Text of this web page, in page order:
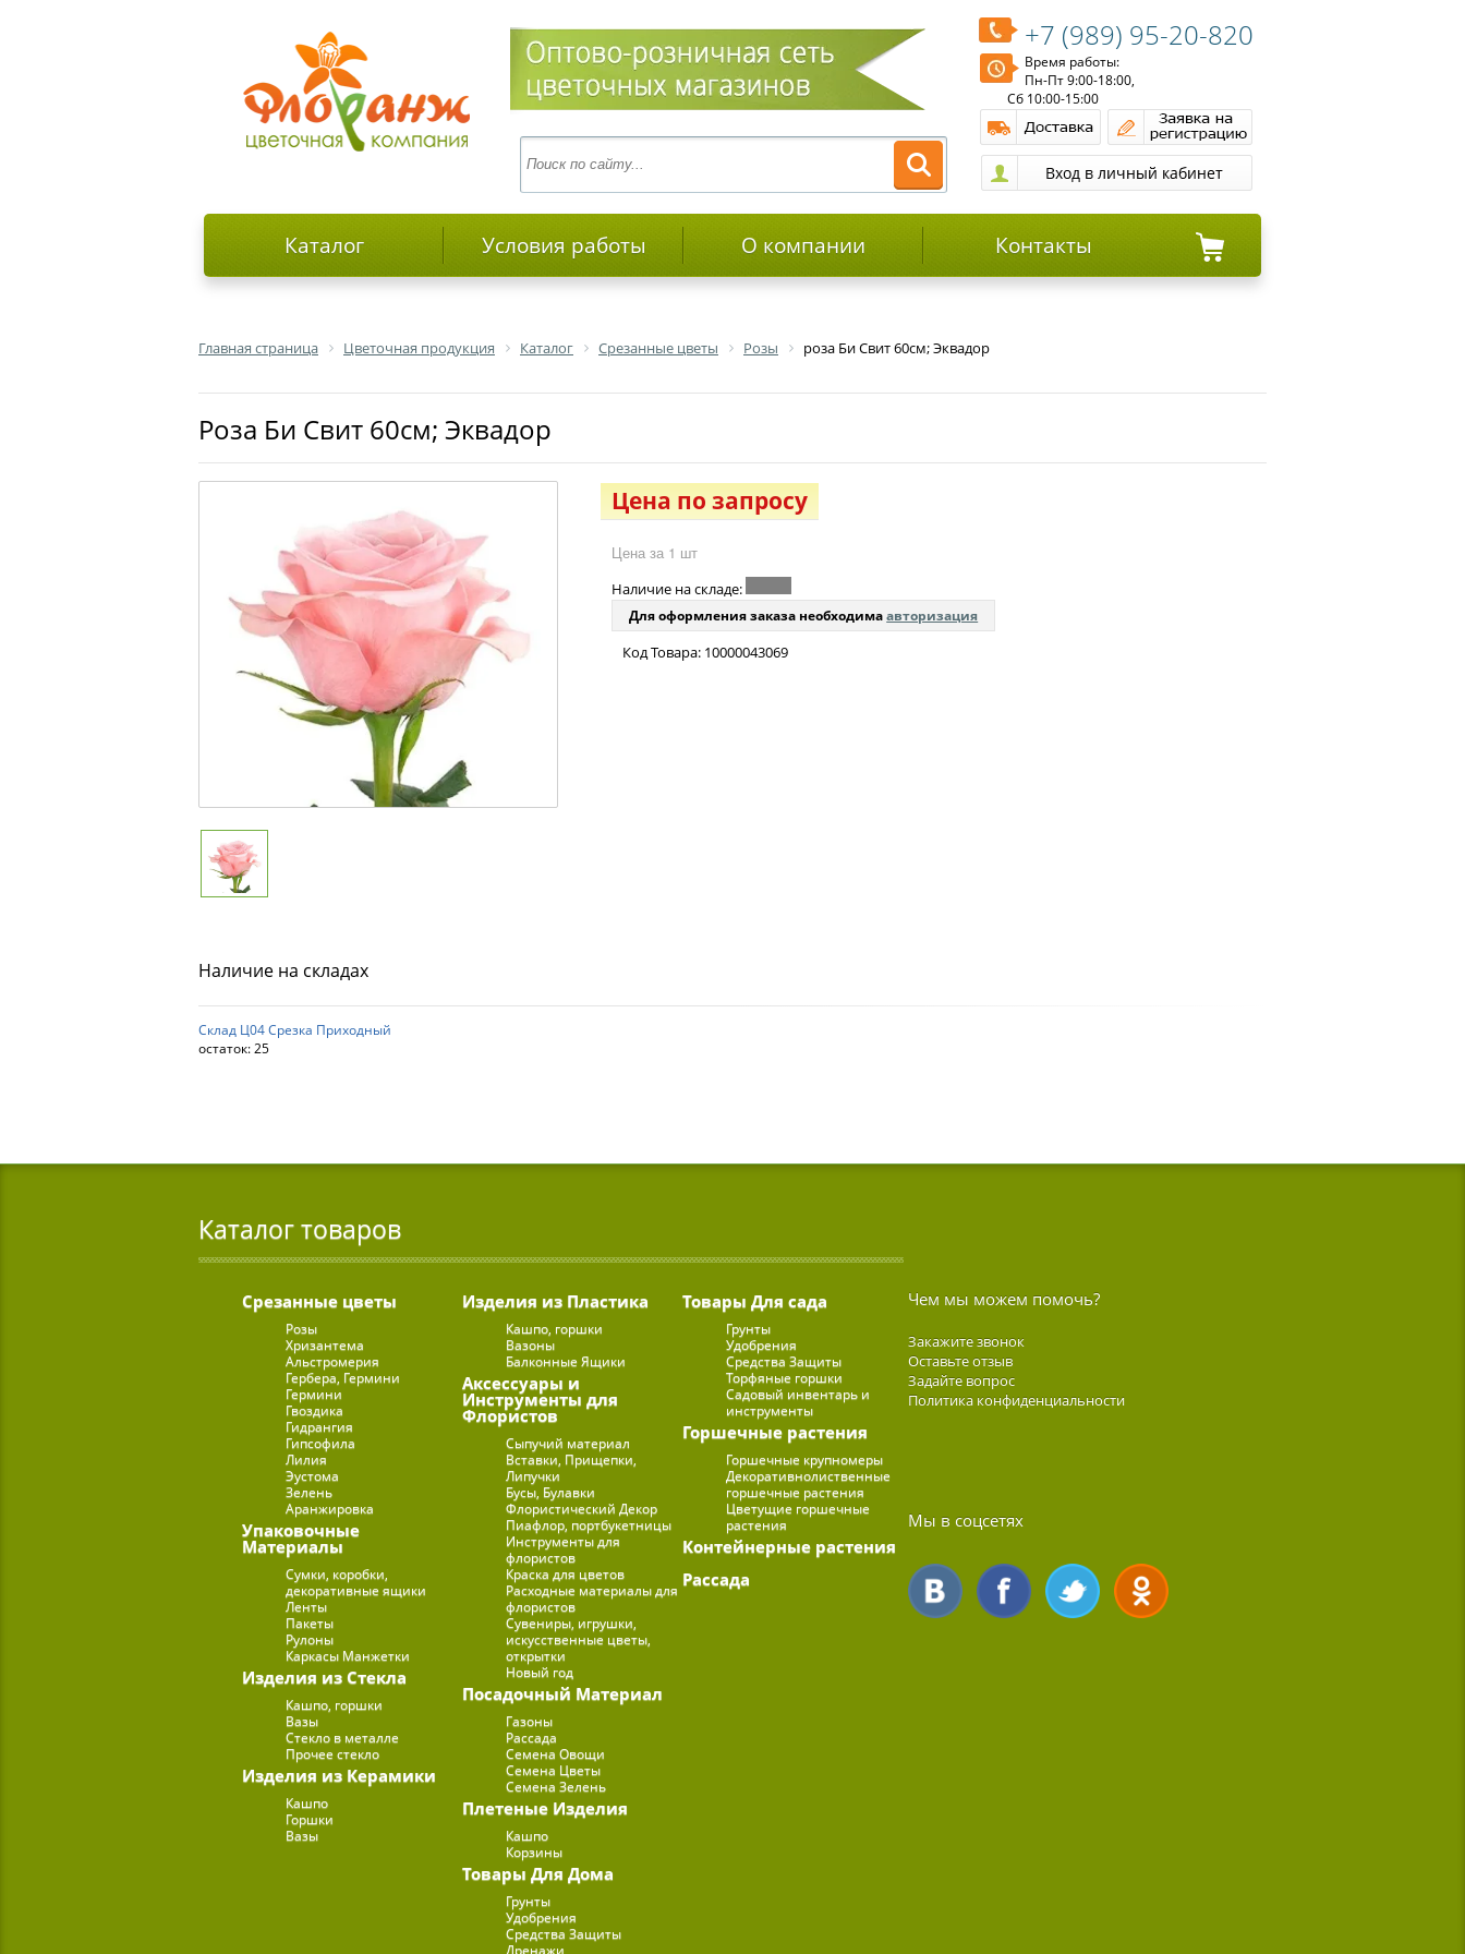
+7 (989) 95-20-820
Время работы:
Пн-Пт 9:00-18:00,
Сб 10:00-15:00
Каталог Условия работы О компании Контакты
Главная страница Цветочная продукция Каталог Срезанные цветы Розы роза Би Свит 60см; Эквадор
роза Би Свит 60см; Эквадор
Цена по запросу
Цена за 1 шт
Наличие на складе:
Для оформления заказа необходимаавторизация
Код Товара: 10000043069
Наличие на складах
Склад Ц04 Срезка Приходный
остаток:25
Каталог товаров
Срезанные цветы
Розы
Хризантема
Альстромерия
Гербера, Гермини
Гермини
Гвоздика
Гидрангия
Гипсофила
Лилия
Эустома
Зелень
Аранжировка
Упаковочные
Материалы
Сумки, коробки,
декоративные ящики
Ленты
Пакеты
Рулоны
Каркасы Манжетки
Изделия из Стекла
Кашпо, горшки
Вазы
Стекло в металле
Прочее стекло
Изделия из Керамики
Кашпо
Горшки
Вазы
Изделия из Пластика
Кашпо, горшки
Вазоны
Балконные Ящики
Аксессуары и
Инструменты для
Флористов
Сыпучий материал
Вставки, Прищепки,
Липучки
Бусы, Булавки
Флористический Декор
Пиафлор, портбукетницы
Инструменты для
флористов
Краска для цветов
Расходные материалы для
флористов
Сувениры, игрушки,
искусственные цветы,
открытки
Новый год
Посадочный Материал
Газоны
Рассада
Семена Овощи
Семена Цветы
Семена Зелень
Плетеные Изделия
Кашпо
Корзины
Товары Для Дома
Грунты
Удобрения
Средства Защиты
Дренажи
Товары Для сада
Грунты
Удобрения
Средства Защиты
Торфяные горшки
Садовый инвентарь и
инструменты
Горшечные растения
Горшечные крупномеры
Декоративнолиственные
горшечные растения
Цветущие горшечные
растения
Контейнерные растения
Рассада
Чем мы можем помочь?
Закажите звонок
Оставьте отзыв
Задайте вопрос
Политика конфиденциальности
Мы в соцсетях